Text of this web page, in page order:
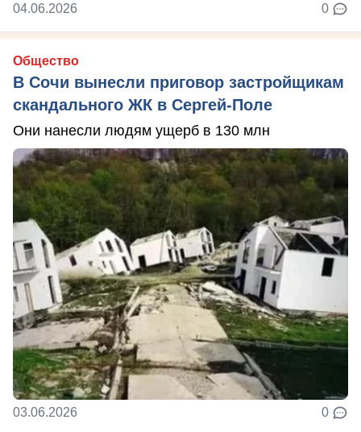
04.06.2026 0
Общество
В Сочи вынесли приговор застройщикам
скандального ЖК в Сергей-Поле
Они нанесли людям ущерб в 130 млн
03.06.2026 0